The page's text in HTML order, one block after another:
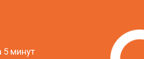
5 минут